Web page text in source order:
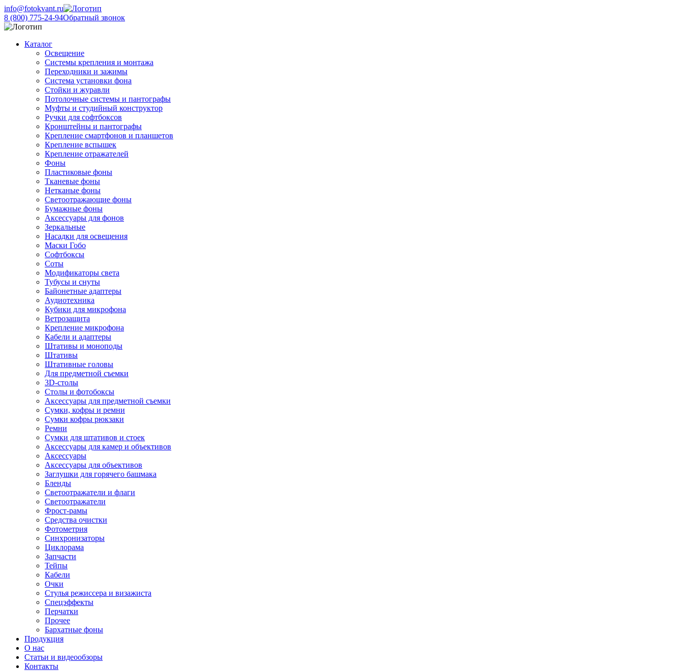
info@fotokvant.ru
8 (800) 775-24-94Обратный звонок
Каталог
Освещение
Системы крепления и монтажа
Переходники и зажимы
Система установки фона
Стойки и журавли
Потолочные системы и пантографы
Муфты и студийный конструктор
Ручки для софтбоксов
Кронштейны и пантографы
Крепление смартфонов и планшетов
Крепление вспышек
Крепление отражателей
Фоны
Пластиковые фоны
Тканевые фоны
Нетканые фоны
Светоотражающие фоны
Бумажные фоны
Аксессуары для фонов
Зеркальные
Насадки для освещения
Маски Гобо
Софтбоксы
Соты
Модификаторы света
Тубусы и снуты
Байонетные адаптеры
Аудиотехника
Кубики для микрофона
Ветрозащита
Крепление микрофона
Кабели и адаптеры
Штативы и моноподы
Штативы
Штативные головы
Для предметной съемки
3D-столы
Столы и фотобоксы
Аксессуары для предметной съемки
Сумки, кофры и ремни
Сумки кофры рюкзаки
Ремни
Сумки для штативов и стоек
Аксессуары для камер и объективов
Аксессуары
Аксессуары для объективов
Заглушки для горячего башмака
Бленды
Светоотражатели и флаги
Светоотражатели
Фрост-рамы
Средства очистки
Фотометрия
Синхронизаторы
Циклорама
Запчасти
Тейпы
Кабели
Очки
Стулья режиссера и визажиста
Спецэффекты
Перчатки
Прочее
Бархатные фоны
Продукция
О нас
Статьи и видеообзоры
Контакты